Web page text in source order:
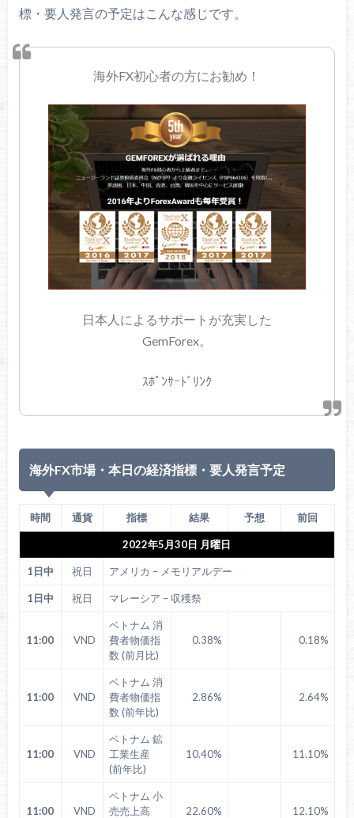
標・要人発言の予定はこんな感じです。
海外FX初心者の方にお勧め！
日本人によるサポートが充実した
GemForex。
ｽﾎﾟﾝｻｰﾄﾞﾘﾝｸ
海外FX市場・本日の経済指標・要人発言予定
時間 通貨 指標 結果 予想 前回
2022年5月30日 月曜日
1日中 祝日 アメリカ – メモリアルデー
1日中 祝日 マレーシア – 収穫祭
11:00 VND
ベトナム 消
費者物価指
数 (前月比)
0.38% 0.18%
11:00 VND
ベトナム 消
費者物価指
数 (前年比)
2.86% 2.64%
11:00 VND
ベトナム 鉱
工業生産
(前年比)
10.40% 11.10%
11:00 VND
ベトナム 小
売売上高
22.60% 12.10%